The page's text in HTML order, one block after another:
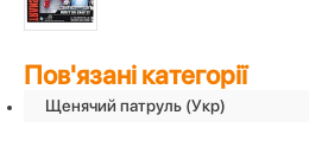
Пов'язані категорії
Щенячий патруль (Укр)